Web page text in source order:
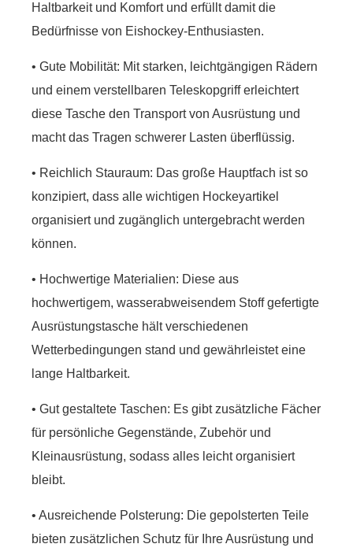
Haltbarkeit und Komfort und erfüllt damit die
Bedürfnisse von Eishockey-Enthusiasten.
• Gute Mobilität: Mit starken, leichtgängigen Rädern
und einem verstellbaren Teleskopgriff erleichtert
diese Tasche den Transport von Ausrüstung und
macht das Tragen schwerer Lasten überflüssig.
• Reichlich Stauraum: Das große Hauptfach ist so
konzipiert, dass alle wichtigen Hockeyartikel
organisiert und zugänglich untergebracht werden
können.
• Hochwertige Materialien: Diese aus
hochwertigem, wasserabweisendem Stoff gefertigte
Ausrüstungstasche hält verschiedenen
Wetterbedingungen stand und gewährleistet eine
lange Haltbarkeit.
• Gut gestaltete Taschen: Es gibt zusätzliche Fächer
für persönliche Gegenstände, Zubehör und
Kleinausrüstung, sodass alles leicht organisiert
bleibt.
• Ausreichende Polsterung: Die gepolsterten Teile
bieten zusätzlichen Schutz für Ihre Ausrüstung und